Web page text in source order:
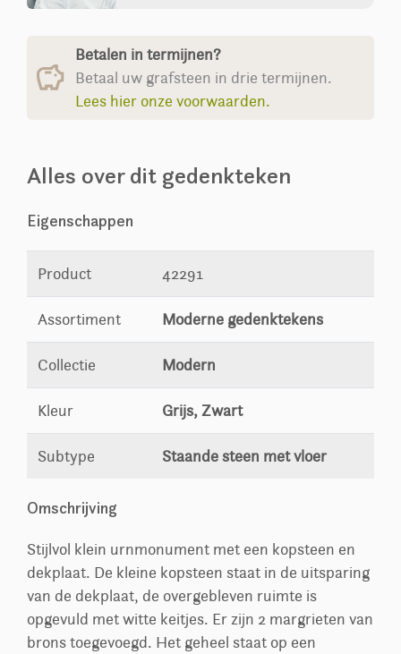
Betalen in termijnen?
Betaal uw grafsteen in drie termijnen.
Lees hier onze voorwaarden.
Alles over dit gedenkteken
Eigenschappen
Product 42291
Assortiment Moderne gedenktekens
Collectie Modern
Kleur Grijs, Zwart
Subtype Staande steen met vloer
Omschrijving
Stijlvol klein urnmonument met een kopsteen en
dekplaat. De kleine kopsteen staat in de uitsparing
van de dekplaat, de overgebleven ruimte is
opgevuld met witte keitjes. Er zijn 2 margrieten van
brons toegevoegd. Het geheel staat op een